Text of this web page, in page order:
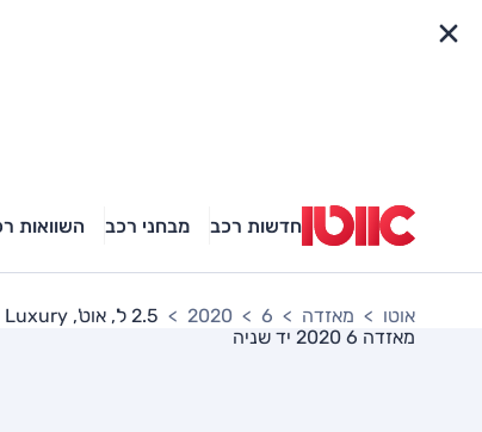
חדשות רכב מבחני רכב השוואות
אוטו מאזדה 6
2020
2.5 ל', אוט', Luxury
מאזדה 6 2020
יד שניה